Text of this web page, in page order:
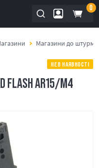
0
Магазини до
НЕ В НАЯВНОСТІ
AR15/M4